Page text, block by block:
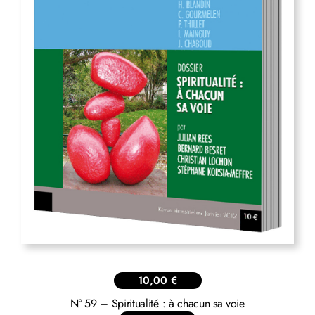
10,00 €
N° 59 – Spiritualité : à chacun sa voie